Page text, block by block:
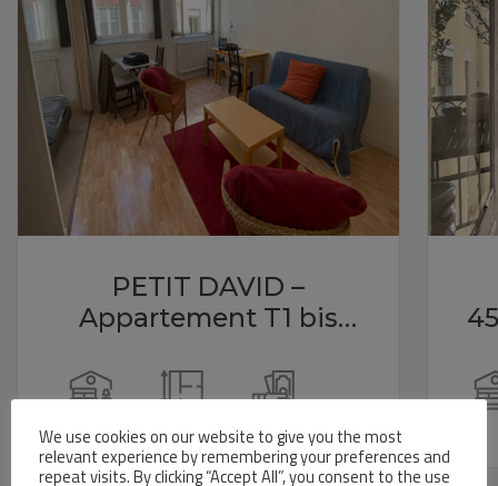
PETIT DAVID –
Appartement T1 bis
CORDELIERS
786 € / mois
Voir ce bien
We use cookies on our website to give you the most
relevant experience by remembering your preferences and
repeat visits. By clicking “Accept All”, you consent to the use